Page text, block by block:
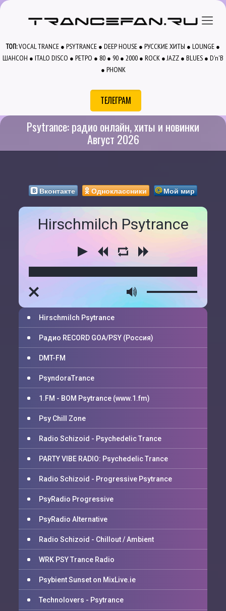
ТОП:VOCAL TRANCE ● PSYTRANCE ● DEEP HOUSE ● РУССКИЕ ХИТЫ ● LOUNGE ●
ШАНСОН ● ITALO DISCO ● РЕТРО ● 80 ● 90 ● 2000 ● ROCK ●JAZZ ● BLUES ● D'n'B
● PHONK
ТЕЛЕГРАМ
Psytrance: радио онлайн, хиты и новинки
Август 2026
Вконтакте Одноклассники Мой мир
Hirschmilch Psytrance
Hirschmilch Psytrance
Радио RECORD GOA/PSY (Россия)
DMT-FM
PsyndoraTrance
1.FM - BOM Psytrance (www.1.fm)
Psy Chill Zone
Radio Schizoid - Psychedelic Trance
PARTY VIBE RADIO: Psychedelic Trance
Radio Schizoid - Progressive Psytrance
PsyRadio Progressive
PsyRadio Alternative
Radio Schizoid - Chillout / Ambient
WRK PSY Trance Radio
Psybient Sunset on MixLive.ie
Technolovers - Psytrance